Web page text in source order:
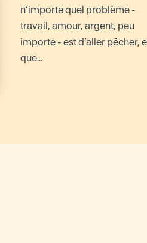
n’importe quel problème -
travail, amour, argent, peu
importe - est d’aller pêcher,
que...